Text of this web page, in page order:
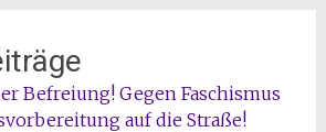
Befreiung! Gegen Faschismus
auf die Straße!